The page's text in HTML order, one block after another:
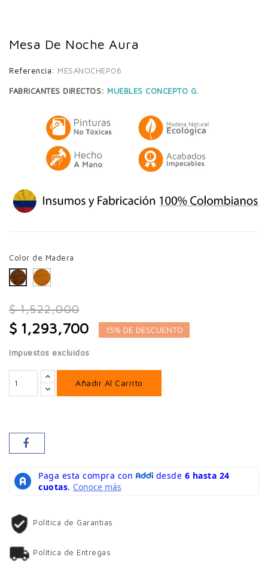
Mesa De Noche Aura
Referencia: MESANOCHEP06
FABRICANTES DIRECTOS: MUEBLES CONCEPTO G.
Color de Madera
AvellanaMiel
$ 1,522,000
$ 1,293,700 15% DE DESCUENTO
Impuestos excluidos
Añadir Al Carrito
Política de Garantías
Política de Entregas